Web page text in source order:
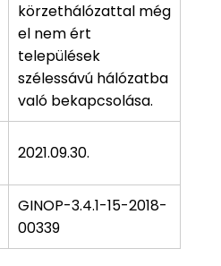
körzethálózattal még
el nem ért
települések
szélessávú hálózatba
való bekapcsolása.
2021.09.30.
GINOP-3.4.1-15-2018-
00339